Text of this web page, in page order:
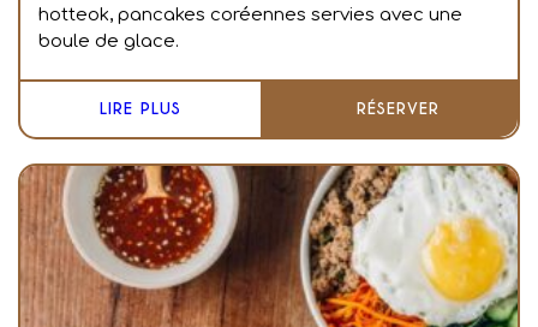
hotteok, pancakes coréennes servies avec une
boule de glace.
LIRE PLUS RÉSERVER